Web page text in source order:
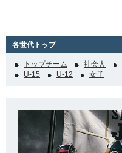
各世代トップ
トップチーム 社会人
U-15
U-12 女子